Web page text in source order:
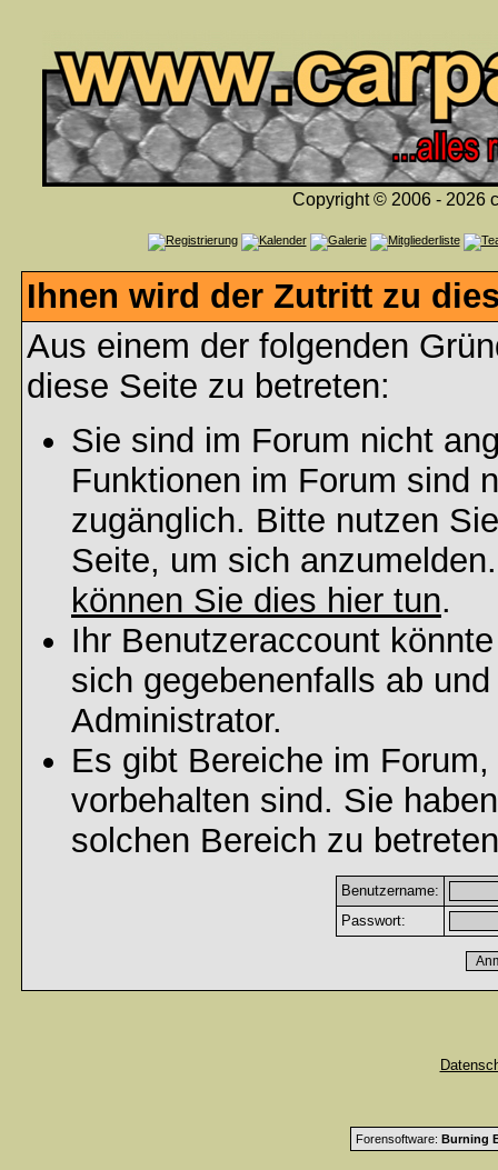
Copyright © 2006 - 2026
Ihnen wird der Zutritt zu
Aus einem der folgenden
diese Seite zu betreten:
Sie sind im Forum nicht
Funktionen im Forum sind
zugänglich. Bitte nutzen
Seite, um sich
können Sie dies hier tun.
Ihr Benutzeraccount
sich gegebenenfalls ab
Administrator.
Es gibt Bereiche im
vorbehalten sind. Sie
solchen Bereich zu
Benutzername:
Passwort:
Forensoftware: Burning